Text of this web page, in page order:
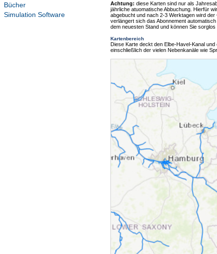
Bücher
Simulation Software
Achtung: diese Karten sind nur als
jährliche atuomatische Abbuchung. Hierfür
abgebucht und nach 2-3 Werktagen wird
verlängert sich das Abonnement
dem neuesten Stand und können Sie sorglos
Kartenbereich
Diese Karte deckt den Elbe-Havel-Kanal
einschließlich der vielen Nebenkanäle wie